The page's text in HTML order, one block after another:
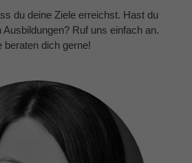
du deine Ziele erreichst. Hast du
Ruf uns einfach an.
beraten dich gerne!